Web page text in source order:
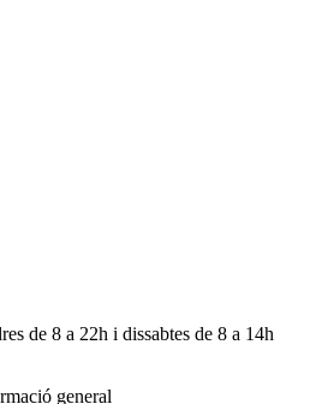
de 8 a 22h i dissabtes de 8 a 14h
general